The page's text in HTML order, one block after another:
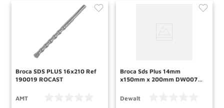
Broca SDS PLUS 16x210 Ref
190019 ROCAST
AMT
Broca Sds Plus 14mm
x150mm x 200mm DW00737
Dewalt